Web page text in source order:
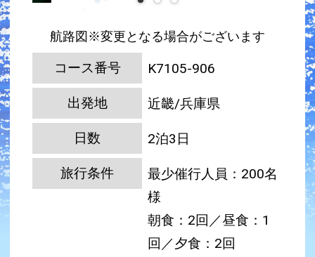
航路図※変更となる場合がございます
コース番号 K7105-906
出発地 近畿/兵庫県
日数 2泊3日
旅行条件
最少催行人員：200名
様
朝食：2回／昼食：1
回／夕食：2回